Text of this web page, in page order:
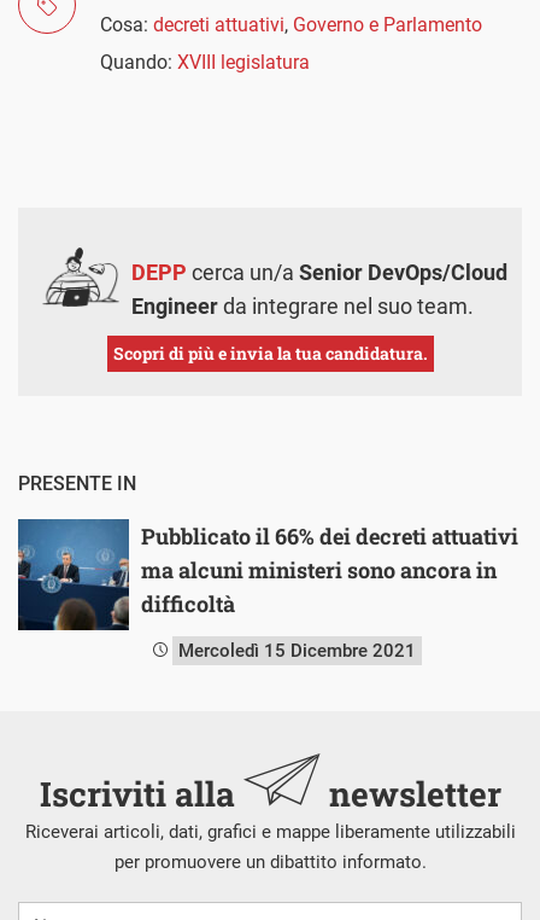
Cosa: decreti attuativi, Governo e Parlamento
Quando: XVIII legislatura
DEPP cerca un/a Senior DevOps/Cloud
Engineerda integrare nel suo team.
Scopri di più e invia la tua candidatura.
PRESENTE IN
Pubblicato il 66% dei decreti attuativi
ma alcuni ministeri sono ancora in
difficoltà
Mercoledì 15 Dicembre 2021
Iscriviti alla newsletter
Riceverai articoli, dati, grafici e mappe liberamente utilizzabili
per promuovere un dibattito informato.